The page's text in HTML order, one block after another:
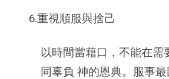
6.重視順服與捨己
以時間當藉口，不能在需
同辜負 神的恩典。服事